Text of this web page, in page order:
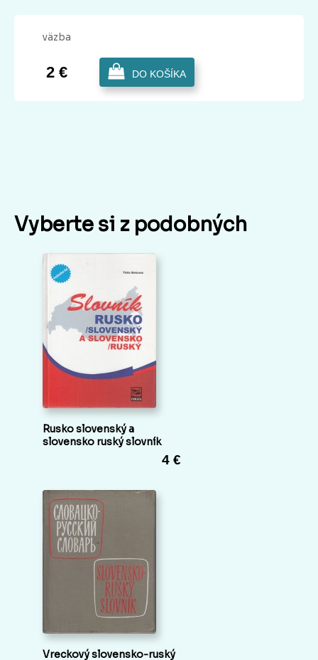
väzba
2 € DO KOŠÍKA
Vyberte si z podobných
Rusko slovenský a
slovensko ruský slovník
4 €
Vreckový slovensko-ruský